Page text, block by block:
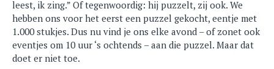
leest, ik zing.” Of tegenwoordig: hij puzzelt, zij ook. We
hebben ons voor het eerst een puzzel gekocht, eentje met
1.000 stukjes. Dus nu vind je ons elke avond – of zonet ook
eventjes om 10 uur ‘s ochtends – aan die puzzel. Maar dat
doet er niet toe.